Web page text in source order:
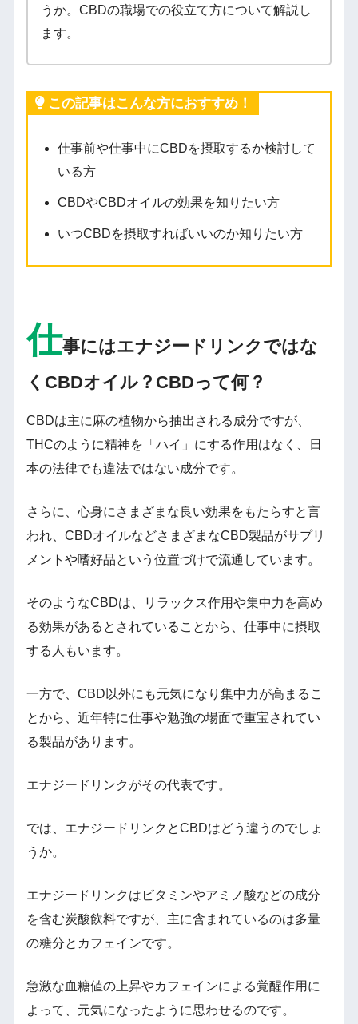
うか。CBDの職場での役立て方について解説し
ます。
この記事はこんな方におすすめ！
仕事前や仕事中にCBDを摂取するか検討して
いる方
CBDやCBDオイルの効果を知りたい方
いつCBDを摂取すればいいのか知りたい方
仕事にはエナジードリンクではな
くCBDオイル？CBDって何？
CBDは主に麻の植物から抽出される成分ですが、
THCのように精神を「ハイ」にする作用はなく、日
本の法律でも違法ではない成分です。
さらに、心身にさまざまな良い効果をもたらすと言
われ、CBDオイルなどさまざまなCBD製品がサプリ
メントや嗜好品という位置づけで流通しています。
そのようなCBDは、リラックス作用や集中力を高め
る効果があるとされていることから、仕事中に摂取
する人もいます。
一方で、CBD以外にも元気になり集中力が高まるこ
とから、近年特に仕事や勉強の場面で重宝されてい
る製品があります。
エナジードリンクがその代表です。
では、エナジードリンクとCBDはどう違うのでしょ
うか。
エナジードリンクはビタミンやアミノ酸などの成分
を含む炭酸飲料ですが、主に含まれているのは多量
の糖分とカフェインです。
急激な血糖値の上昇やカフェインによる覚醒作用に
よって、元気になったように思わせるのです。